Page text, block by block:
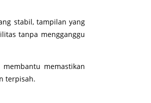
stabil, tampilan yang
tanpa mengganggu
memastikan
terpisah.